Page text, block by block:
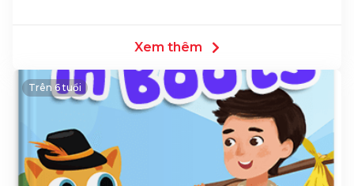
Xem thêm
Trên 6 tuổi